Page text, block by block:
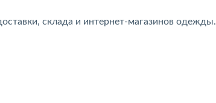
склада и интернет-магазинов одежды.